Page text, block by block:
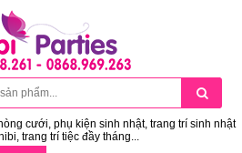
cưới, phụ kiện sinh nhật, trang trí sinh nhật
trang trí tiệc đầy tháng...